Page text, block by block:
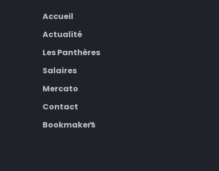
Accueil
Actualité
Les Panthères
Salaires
Mercato
Contact
Bookmakers